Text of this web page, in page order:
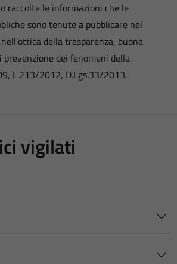
raccolte le informazioni che le
sono tenute a pubblicare nel
della trasparenza, buona
dei fenomeni della
L.213/2012, D.Lgs.33/2013,
vigilati